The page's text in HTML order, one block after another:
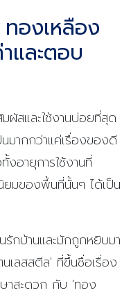
องเหลือง
และตอบ
ผัสและใช้งานบ่อยที่สุด
มากกว่าแค่เรื่องของดี
อายุการใช้งานที่
มของพื้นที่นั้นๆ ได้เป็น
กบ้านและมักถูกหยิบมา
เลสสตีล' ที่ขึ้นชื่อเรื่อง
ษาสะดวก กับ 'ทอง